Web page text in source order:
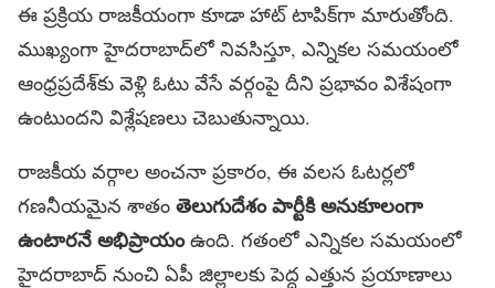
ఈ ప్రక్రియ రాజకీయంగా కూడా హాట్ టాపిక్‌గా మారుతోంది.
ముఖ్యంగా హైదరాబాద్‌లో నివసిస్తూ, ఎన్నికల సమయంలో
ఆంధ్రప్రదేశ్‌కు వెళ్లి ఓటు వేసే వర్గంపై దీని ప్రభావం విశేషంగా
ఉంటుందని విశ్లేషణలు చెబుతున్నాయి.
రాజకీయ వర్గాల అంచనా ప్రకారం, ఈ వలస ఓటర్లలో
గణనీయమైన శాతం తెలుగుదేశంపార్టీకిఅనుకూలంగా
ఉంటారనేఅభిప్రాయంఉంది. గతంలో ఎన్నికల సమయంలో
హైదరాబాద్ నుంచి ఏపీ జిల్లాలకు పెద్ద ఎత్తున ప్రయాణాలు